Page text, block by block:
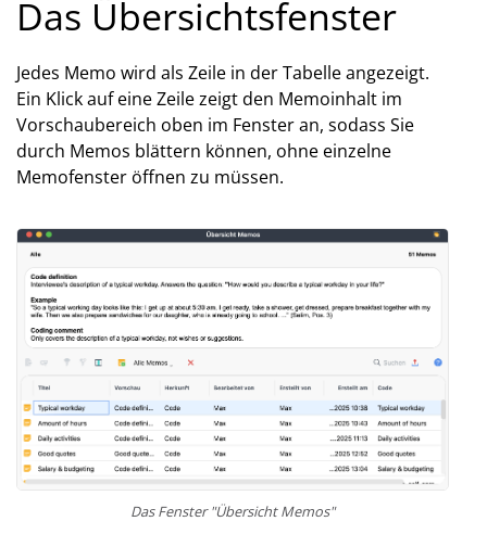
Das Übersichtsfenster
Jedes Memo wird als Zeile in der Tabelle angezeigt.
Ein Klick auf eine Zeile zeigt den Memoinhalt im
Vorschaubereich oben im Fenster an, sodass Sie
durch Memos blättern können, ohne einzelne
Memofenster öffnen zu müssen.
Das Fenster "Übersicht Memos"